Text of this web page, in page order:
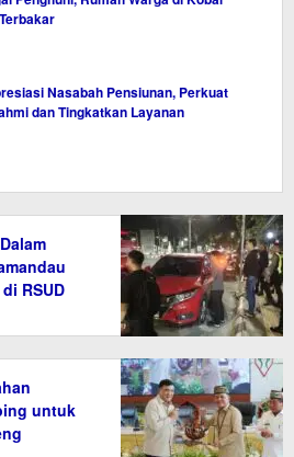
Nasabah Pensiunan, Perkuat
dan Tingkatkan Layanan
RSUD
untuk